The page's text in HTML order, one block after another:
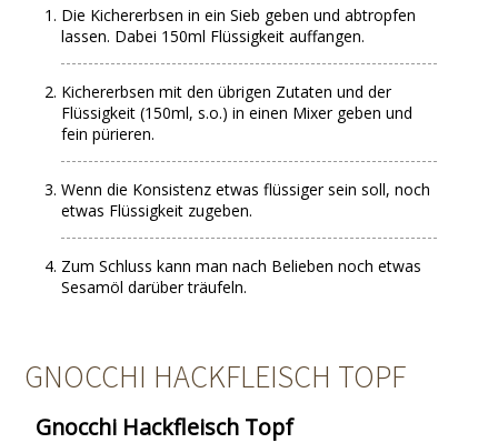
Die Kichererbsen in ein Sieb geben und abtropfen
lassen. Dabei 150ml Flüssigkeit auffangen.
Kichererbsen mit den übrigen Zutaten und der
Flüssigkeit (150ml, s.o.) in einen Mixer geben und
fein pürieren.
Wenn die Konsistenz etwas flüssiger sein soll, noch
etwas Flüssigkeit zugeben.
Zum Schluss kann man nach Belieben noch etwas
Sesamöl darüber träufeln.
GNOCCHI HACKFLEISCH TOPF
Gnocchi Hackfleisch Topf